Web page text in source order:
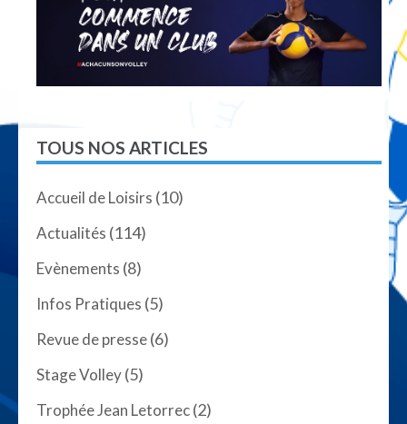
TOUS NOS ARTICLES
Accueil de Loisirs (10)
Actualités (114)
Evènements (8)
Infos Pratiques (5)
Revue de presse(6)
Stage Volley(5)
Trophée Jean Letorrec(2)